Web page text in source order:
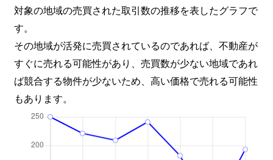
対象の地域の売買された取引数の推移を表したグラフで
す。
その地域が活発に売買されているのであれば、不動産が
すぐに売れる可能性があり、売買数が少ない地域であれ
ば競合する物件が少ないため、高い価格で売れる可能性
もあります。